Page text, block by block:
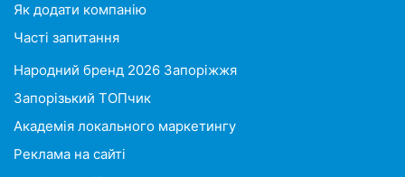
Як додати компанію
Часті запитання
Народний бренд 2026 Запоріжжя
Запорізький ТОПчик
Академія локального маркетингу
Реклама на сайті